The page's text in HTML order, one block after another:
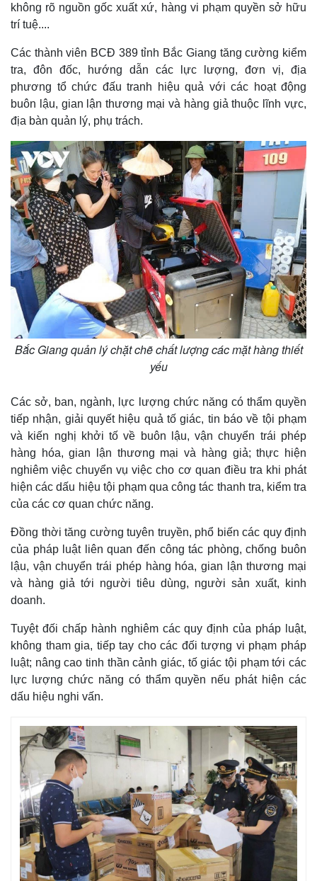
Thế giới
Quan sát
Cuộc sống đó đây
Multimedia
Video
Infographic
không rõ nguồn gốc xuất xứ, hàng vi phạm quyền sở hữu
trí tuệ....
Các thành viên BCĐ 389 tỉnh Bắc Giang tăng cường kiểm
tra, đôn đốc, hướng dẫn các lực lượng, đơn vị, địa
phương tổ chức đấu tranh hiệu quả với các hoạt động
buôn lậu, gian lận thương mại và hàng giả thuộc lĩnh vực,
địa bàn quản lý, phụ trách.
Bắc Giang quản lý chặt chẽ chất lượng các mặt hàng thiết
yếu
Các sở, ban, ngành, lực lượng chức năng có thẩm quyền
tiếp nhận, giải quyết hiệu quả tố giác, tin báo về tội phạm
và kiến nghị khởi tố về buôn lậu, vận chuyển trái phép
hàng hóa, gian lận thương mại và hàng giả; thực hiện
nghiêm việc chuyển vụ việc cho cơ quan điều tra khi phát
hiện các dấu hiệu tội phạm qua công tác thanh tra, kiểm tra
của các cơ quan chức năng.
Đồng thời tăng cường tuyên truyền, phổ biến các quy định
của pháp luật liên quan đến công tác phòng, chống buôn
lậu, vận chuyển trái phép hàng hóa, gian lận thương mại
và hàng giả tới người tiêu dùng, người sản xuất, kinh
doanh.
Tuyệt đối chấp hành nghiêm các quy định của pháp luật,
không tham gia, tiếp tay cho các đối tượng vi phạm pháp
luật; nâng cao tinh thần cảnh giác, tố giác tội phạm tới các
lực lượng chức năng có thẩm quyền nếu phát hiện các
dấu hiệu nghi vấn.